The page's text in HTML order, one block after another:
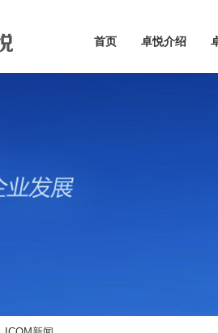
首页 卓悦介绍